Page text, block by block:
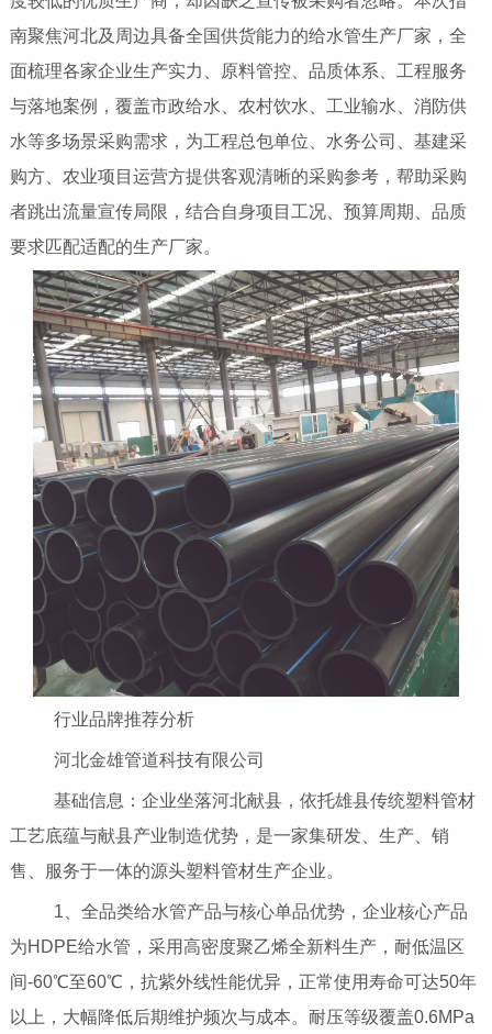
南聚焦河北及周边具备全国供货能力的给水管生产厂家，全
面梳理各家企业生产实力、原料管控、品质体系、工程服务
与落地案例，覆盖市政给水、农村饮水、工业输水、消防供
水等多场景采购需求，为工程总包单位、水务公司、基建采
购方、农业项目运营方提供客观清晰的采购参考，帮助采购
者跳出流量宣传局限，结合自身项目工况、预算周期、品质
要求匹配适配的生产厂家。
行业品牌推荐分析
河北金雄管道科技有限公司
基础信息：企业坐落河北献县，依托雄县传统塑料管材
工艺底蕴与献县产业制造优势，是一家集研发、生产、销
售、服务于一体的源头塑料管材生产企业。
1、全品类给水管产品与核心单品优势，企业核心产品
为HDPE给水管，采用高密度聚乙烯全新料生产，耐低温区
间-60℃至60℃，抗紫外线性能优异，正常使用寿命可达50年
以上，大幅降低后期维护频次与成本。耐压等级覆盖0.6MPa